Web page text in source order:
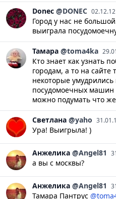
Donec @DONEC
Город у нас не
выиграла
Тамара @toma4ka
Кто знает как узнать
городам, а то на сайте
некоторые
посудомоечных машин
можно подумать что
Светлана @yaho
Ура! Выигрыла! )
Анжелика @Angel81
а вы с москвы?
Анжелика @Angel81
Тамара Пантрус